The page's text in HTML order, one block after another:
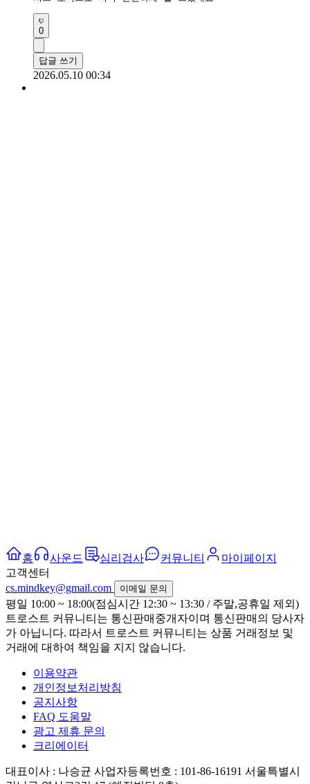
0
답글 쓰기
2026.05.10 00:34
홈 사운드 심리검사 커뮤니티
마이페이지
고객센터
cs.mindkey@gmail.com
이메일 문의
평일 10:00 ~ 18:00(점심시간 12:30 ~ 13:30 / 주말,공휴일 제외)
트로스트 커뮤니티는 통신판매중개자이며 통신판매의 당사자
가 아닙니다. 따라서 트로스트 커뮤니티는 상품 거래정보 및
거래에 대하여 책임을 지지 않습니다.
이용약관
개인정보처리방침
공지사항
FAQ 도움말
광고 제휴 문의
크리에이터
대표이사 : 나승균 사업자등록번호 : 101-86-16191 서울특별시